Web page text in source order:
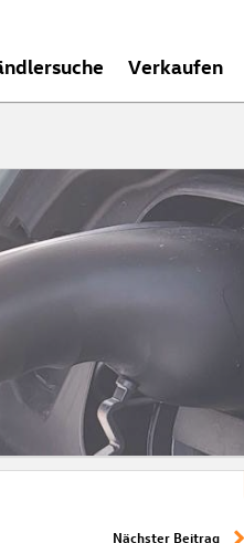
Verkaufen
Nächster Beitrag